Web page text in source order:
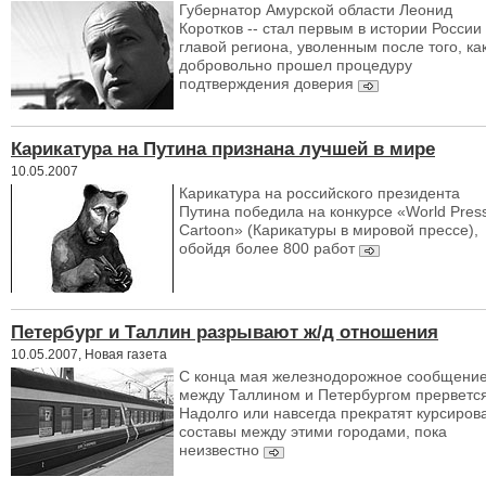
Губернатор Амурской области Леонид
Коротков -- стал первым в истории России
главой региона, уволенным после того,
добровольно прошел процедуру
подтверждения доверия
Карикатура на Путина признана лучшей в мире
10.05.2007
Карикатура на российского президента
Путина победила на конкурсе «World
Cartoon» (Карикатуры в мировой прессе),
обойдя более 800 работ
Петербург и Таллин разрывают ж/д отношения
10.05.2007, Новая газета
С конца мая железнодорожное
между Таллином и Петербургом
Надолго или навсегда прекратят
составы между этими городами, пока
неизвестно